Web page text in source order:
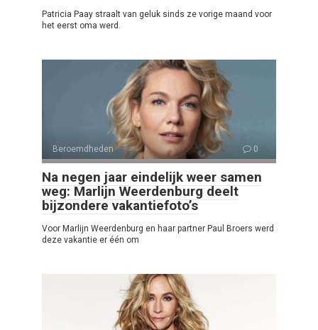
Patricia Paay straalt van geluk sinds ze vorige maand voor
het eerst oma werd.
Beroemdheden 0
Na negen jaar eindelijk weer samen
weg: Marlijn Weerdenburg deelt
bijzondere vakantiefoto’s
Voor Marlijn Weerdenburg en haar partner Paul Broers werd
deze vakantie er één om